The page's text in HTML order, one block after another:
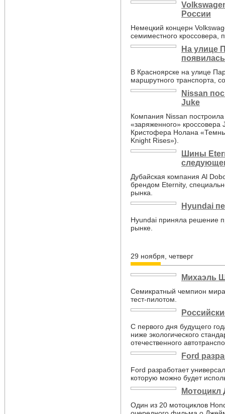
России
Немецкий концерн
семиместного кроссовера,
На улице
В Красноярске на улице
маршрутного транспорта,
Nissan
Juke
Компания Nissan
«заряженного»
Кристофера Нолана
Knight Rises»).
Шины
Дубайская компания Al
брендом Eternity,
рынка.
Hyundai
Hyundai приняла решение
рынке.
29 ноября, четверг
Михаэль
Семикратный чемпион
тест-пилотом.
C первого дня будущего
ниже экологического
отечественного
Ford
Ford разработает
которую можно будет
Мотоцикл
Один из 20 мотоциклов